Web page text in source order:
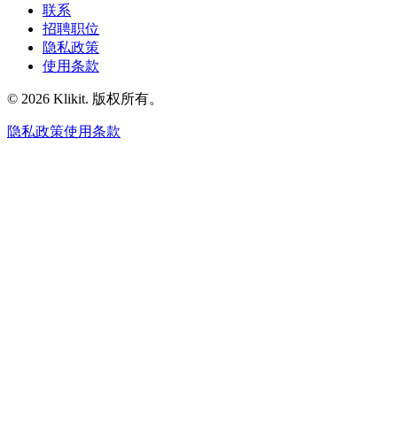
联系
招聘职位
隐私政策
使用条款
© 2026 Klikit. 版权所有。
隐私政策使用条款